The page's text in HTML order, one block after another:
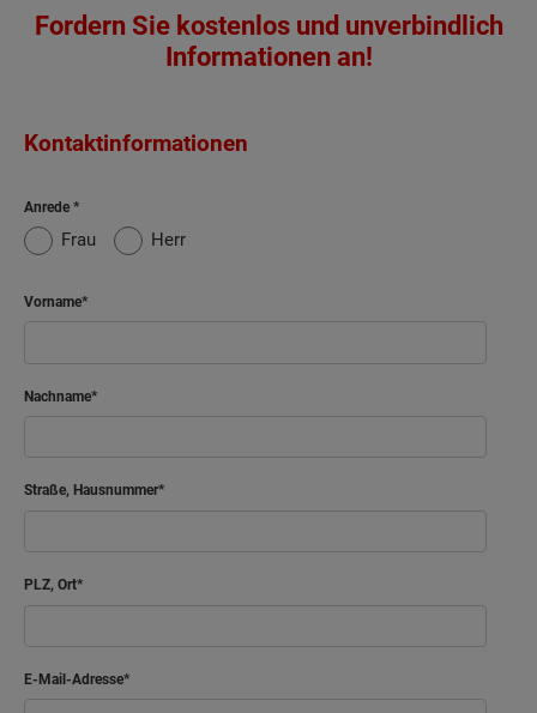
Fordern Sie kostenlos und unverbindlich
Informationen an!
Kontaktinformationen
Anrede
Frau Herr
Vorname
Nachname
Straße, Hausnummer
PLZ, Ort
E-Mail-Adresse